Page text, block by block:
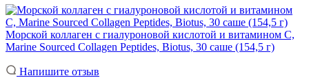
Морской коллаген с гиалуроновой кислотой и витамином С,
Marine Sourced Collagen Peptidеs, Biotus, 30 саше (154,5 г)
Напишите отзыв